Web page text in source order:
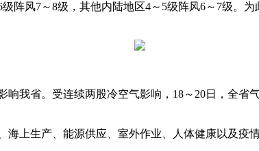
阵风7～8级，其他内陆地区4～5级阵风6～7级。
我省。受连续两股冷空气影响，18～20日，全省
生产、能源供应、室外作业、人体健康以及疫情